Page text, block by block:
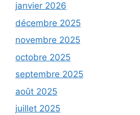
janvier 2026
décembre 2025
novembre 2025
octobre 2025
septembre 2025
août 2025
juillet 2025